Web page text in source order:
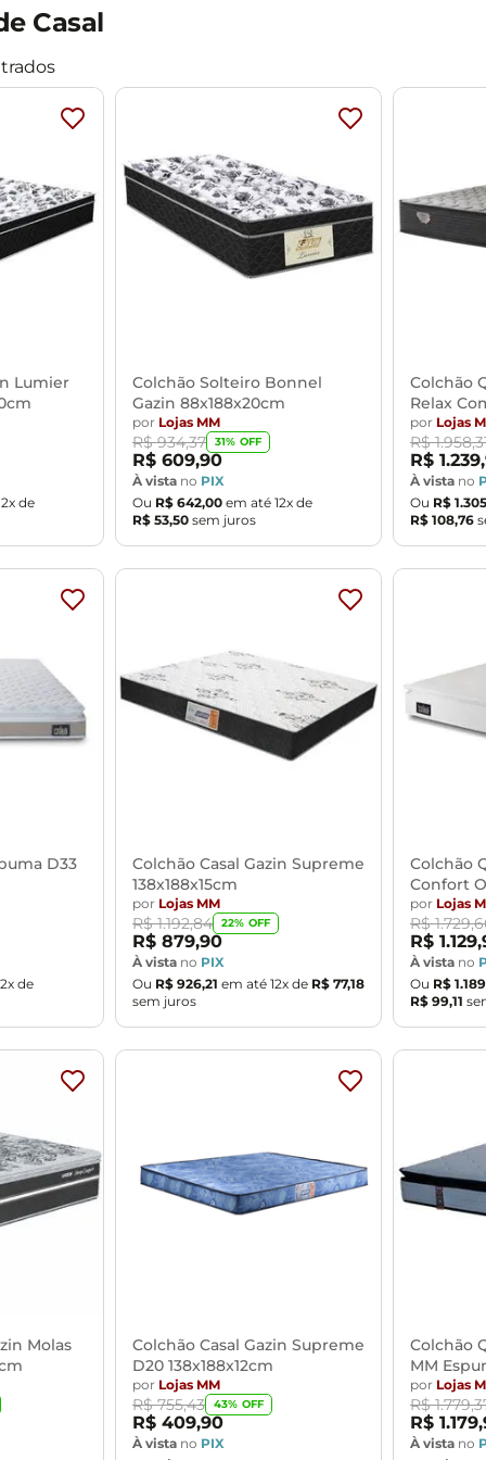
Baú Organizador
Casal
Lumier
x de
Colchão Solteiro Bonnel
Gazin 88x188x20cm
por Lojas MM
R$ 934,37 31% OFF
R$ 609,90
À vista no PIX
Ou R$ 642,00 em até 12x de
R$ 53,50 sem juros
Colchão
Relax
por Lojas
R$ 1.958,
R$ 1.239,
À vista no
Ou R$ 1.305
R$ 108,76
D33
x de
Colchão Casal Gazin Supreme
138x188x15cm
por Lojas MM
R$ 1.192,84 22% OFF
R$ 879,90
À vista no PIX
Ou R$ 926,21 em até 12x de R$ 77,18
sem juros
Colchão
Confort
por Lojas
R$ 1.729,
R$ 1.129,
À vista no
Ou R$ 1.189
R$ 99,11
Molas
Colchão Casal Gazin Supreme
D20 138x188x12cm
por Lojas MM
R$ 755,43 43% OFF
R$ 409,90
À vista no PIX
Colchão
MM
por Lojas
R$ 1.779,
R$ 1.179,
À vista no